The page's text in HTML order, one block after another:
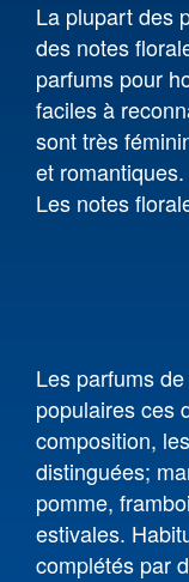
La plupart des
des notes
parfums pour
faciles à
sont très
et romantiques.
Les notes
Les parfums
populaires ces
composition,
distinguées;
pomme,
estivales.
complétés par